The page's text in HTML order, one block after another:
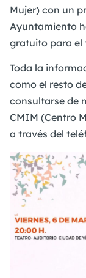
Mujer) con un
Ayuntamiento
gratuito para el
Toda la
como el resto
consultarse de
CMIM (Centro
a través del